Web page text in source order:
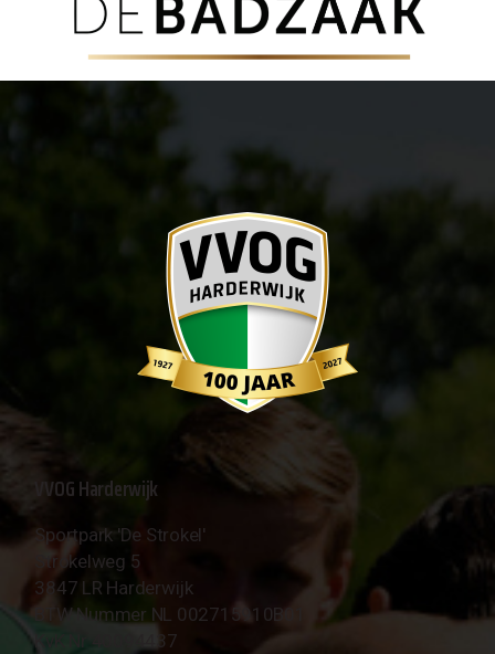
VVOG Harderwijk
Sportpark 'De Strokel'
Strokelweg 5
3847 LR Harderwijk
BTW Nummer NL 002715910B01
KvK Nr 40094437